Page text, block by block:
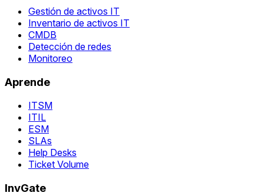
Gestión de activos IT
Inventario de activos IT
CMDB
Detección de redes
Monitoreo
Aprende
ITSM
ITIL
ESM
SLAs
Help Desks
Ticket Volume
InvGate